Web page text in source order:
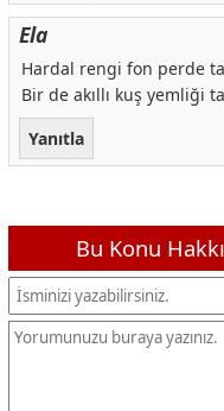
Ela
Hardal rengi fon perde
Bir de akıllı kuş yemliği
Yanıtla
Bu Konu